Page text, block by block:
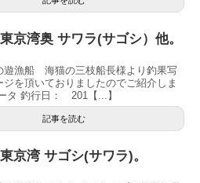
京湾奥 サワラ(サゴシ）他。
遊漁船 海猫の三枝船長様より釣果写
ジを頂いておりましたのでご紹介しま
タ 釣行日： 201【...】
記事を読む
京湾 サゴシ(サワラ)。